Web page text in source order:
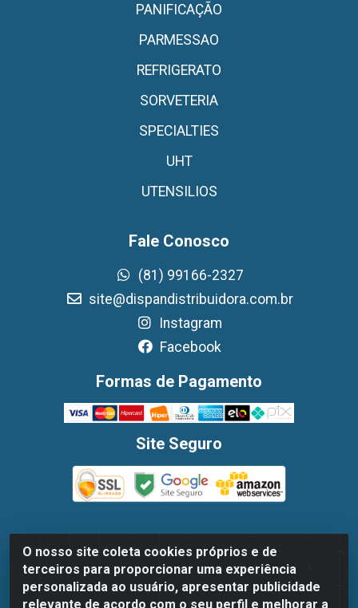
O nosso site coleta cookies próprios e de
terceiros para proporcionar uma experiência
personalizada ao usuário, apresentar publicidade
relevante de acordo com o seu perfil e melhorar a
PANIFICAÇÃO
PARMESSAO
REFRIGERATO
SORVETERIA
SPECIALTIES
UHT
UTENSILIOS
Fale Conosco
(81) 99166-2327
site@dispandistribuidora.com.br
Instagram
Facebook
Formas de Pagamento
Site Seguro
Dispan Distribuidora de Alimentos LTDA - Avenida
Marechal Mascarenhas De Moraes, 1048- Imbiribeira,
Recife/PE - CEP 51.170-000 - CNPJ 30.779.584/0003-78